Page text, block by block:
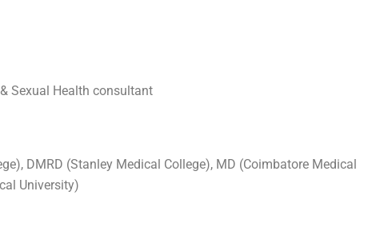
Sexual Health consultant
DMRD (Stanley Medical College), MD (Coimbatore Medical
University)